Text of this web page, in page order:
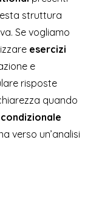
struttura
Se vogliamo
esercizi
e
risposte
quando
verso un’analisi